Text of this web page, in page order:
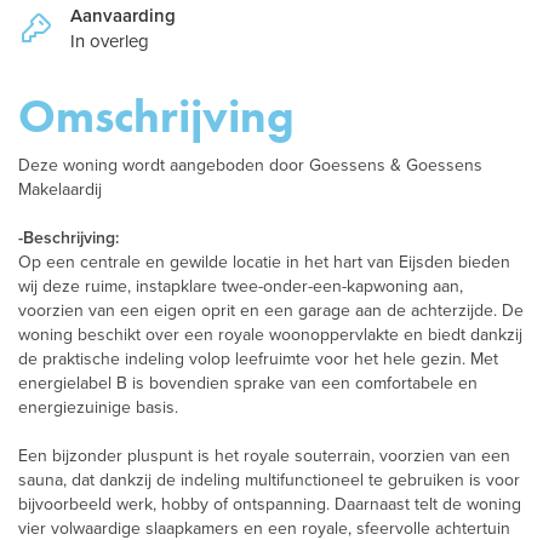
Aanvaarding
In overleg
Omschrijving
Deze woning wordt aangeboden door Goessens & Goessens
Makelaardij
-Beschrijving:
Op een centrale en gewilde locatie in het hart van Eijsden bieden
wij deze ruime, instapklare twee-onder-een-kapwoning aan,
voorzien van een eigen oprit en een garage aan de achterzijde. De
woning beschikt over een royale woonoppervlakte en biedt dankzij
de praktische indeling volop leefruimte voor het hele gezin. Met
energielabel B is bovendien sprake van een comfortabele en
energiezuinige basis.
Een bijzonder pluspunt is het royale souterrain, voorzien van een
sauna, dat dankzij de indeling multifunctioneel te gebruiken is voor
bijvoorbeeld werk, hobby of ontspanning. Daarnaast telt de woning
vier volwaardige slaapkamers en een royale, sfeervolle achtertuin